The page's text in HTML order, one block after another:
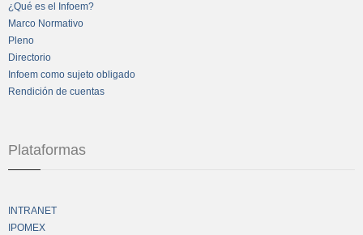
¿Qué es el Infoem?
Marco Normativo
Pleno
Directorio
Infoem como sujeto obligado
Rendición de cuentas
Plataformas
INTRANET
IPOMEX